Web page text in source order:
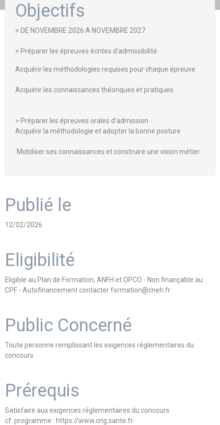
Objectifs
> DE NOVEMBRE 2026 A NOVEMBRE 2027
> Préparer les épreuves écrites d’admissibilité
Acquérir les méthodologies requises pour chaque épreuve
Acquérir les connaissances théoriques et pratiques
> Préparer les épreuves orales d’admission
Acquérir la méthodologie et adopter la bonne posture
Mobiliser ses connaissances et construire une vision métier
Publié le
12/02/2026
Eligibilité
Eligible au Plan de Formation, ANFH et OPCO - Non finançable au
CPF - Autofinancement contacter formation@cneh.fr
Public Concerné
Toute personne remplissant les exigences réglementaires du
concours
Prérequis
Satisfaire aux exigences réglementaires du concours
cf. programme : https://www.cng.sante.fr